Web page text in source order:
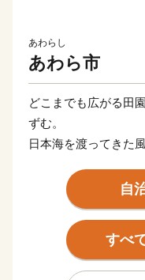
あわらし
あわら市
どこまでも広がる田
ずむ。
日本海を渡ってきた
食卓にはいつも、海
こんやのお風呂は、
あぁ、これって「贅
自
すべ